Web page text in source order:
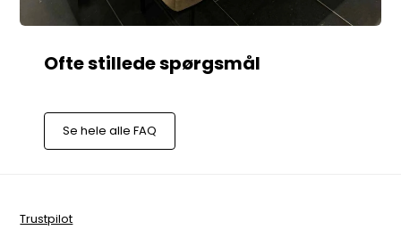
Se hele alle FAQ
Trustpilot